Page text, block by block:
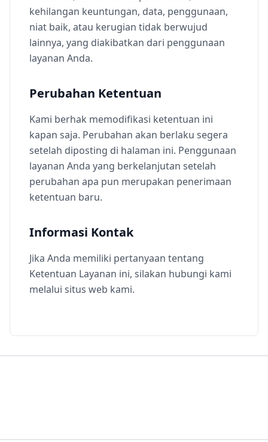
kehilangan keuntungan, data, penggunaan,
niat baik, atau kerugian tidak berwujud
lainnya, yang diakibatkan dari penggunaan
layanan Anda.
Perubahan Ketentuan
Kami berhak memodifikasi ketentuan ini
kapan saja. Perubahan akan berlaku segera
setelah diposting di halaman ini. Penggunaan
layanan Anda yang berkelanjutan setelah
perubahan apa pun merupakan penerimaan
ketentuan baru.
Informasi Kontak
Jika Anda memiliki pertanyaan tentang
Ketentuan Layanan ini, silakan hubungi kami
melalui situs web kami.